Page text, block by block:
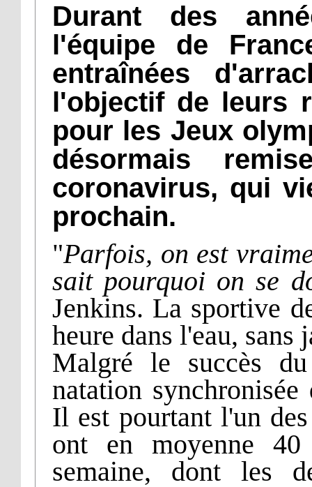
Durant des
l'équipe de
entraînées
l'objectif de leurs
pour les Jeux
désormais
coronavirus, qui
prochain.
"Parfois, on est
sait pourquoi on se
Jenkins. La sportive
heure dans l'eau, sans
Malgré le succès
natation
Il est pourtant l'un
ont en moyenne 40
semaine, dont les